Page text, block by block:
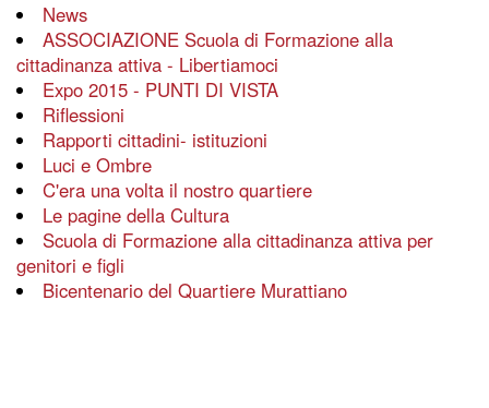
News
ASSOCIAZIONE Scuola di Formazione alla
cittadinanza attiva - Libertiamoci
Expo 2015 - PUNTI DI VISTA
Riflessioni
Rapporti cittadini- istituzioni
Luci e Ombre
C'era una volta il nostro quartiere
Le pagine della Cultura
Scuola di Formazione alla cittadinanza attiva per
genitori e figli
Bicentenario del Quartiere Murattiano